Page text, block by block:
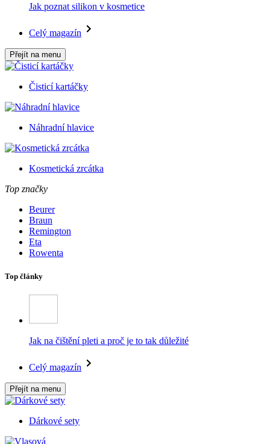
Jak poznat silikon v kosmetice
Celý magazín
Přejít na menu
Čisticí kartáčky
Náhradní hlavice
Kosmetická zrcátka
Top značky
Beurer
Braun
Remington
Eta
Rowenta
Top články
Jak na čištění pleti a proč je to tak důležité
Celý magazín
Přejít na menu
Dárkové sety